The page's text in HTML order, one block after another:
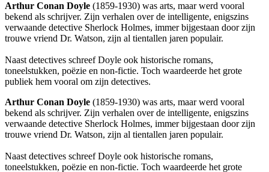
Arthur Conan Doyle (1859-1930) was arts, maar werd vooral
bekend als schrijver. Zijn verhalen over de intelligente, enigszins
verwaande detective Sherlock Holmes, immer bijgestaan door zijn
trouwe vriend Dr. Watson, zijn al tientallen jaren populair.
Naast detectives schreef Doyle ook historische romans,
toneelstukken, poëzie en non-fictie. Toch waardeerde het grote
publiek hem vooral om zijn detectives.
Arthur Conan Doyle (1859-1930) was arts, maar werd vooral
bekend als schrijver. Zijn verhalen over de intelligente, enigszins
verwaande detective Sherlock Holmes, immer bijgestaan door zijn
trouwe vriend Dr. Watson, zijn al tientallen jaren populair.
Naast detectives schreef Doyle ook historische romans,
toneelstukken, poëzie en non-fictie. Toch waardeerde het grote